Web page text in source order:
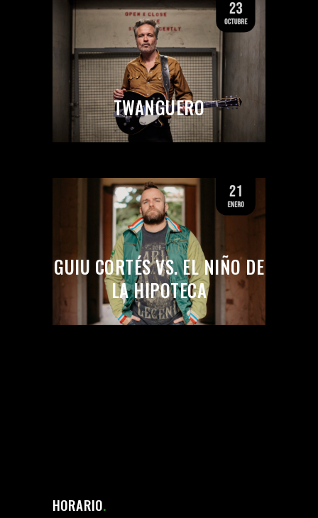
TWANGUERO
GUIU CORTÉS VS. EL NIÑO DE
LA HIPOTECA
HORARIO